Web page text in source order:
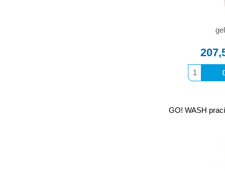
GO! WASH